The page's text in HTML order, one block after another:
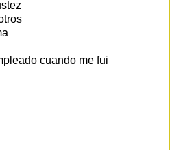
cuando me fui